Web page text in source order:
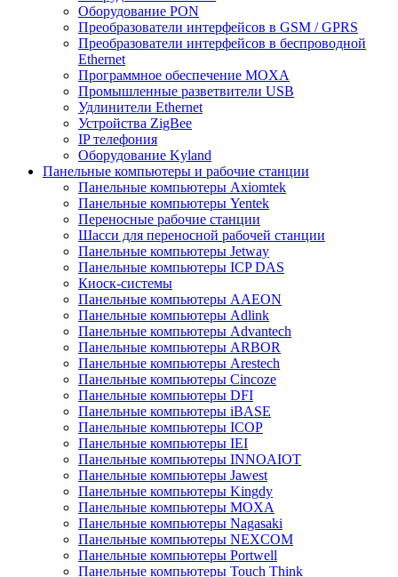
Оборудование PON
Преобразователи интерфейсов в GSM / GPRS
Преобразователи интерфейсов в беспроводной
Ethernet
Программное обеспечение MOXA
Промышленные разветвители USB
Удлинители Ethernet
Устройства ZigBee
IP телефония
Оборудование Kyland
Панельные компьютеры и рабочие станции
Панельные компьютеры Axiomtek
Панельные компьютеры Yentek
Переносные рабочие станции
Шасси для переносной рабочей станции
Панельные компьютеры Jetway
Панельные компьютеры ICP DAS
Киоск-системы
Панельные компьютеры AAEON
Панельные компьютеры Adlink
Панельные компьютеры Advantech
Панельные компьютеры ARBOR
Панельные компьютеры Arestech
Панельные компьютеры Cincoze
Панельные компьютеры DFI
Панельные компьютеры iBASE
Панельные компьютеры ICOP
Панельные компьютеры IEI
Панельные компьютеры INNOAIOT
Панельные компьютеры Jawest
Панельные компьютеры Kingdy
Панельные компьютеры MOXA
Панельные компьютеры Nagasaki
Панельные компьютеры NEXCOM
Панельные компьютеры Portwell
Панельные компьютеры Touch Think